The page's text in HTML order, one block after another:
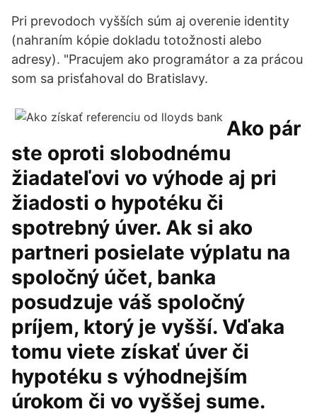
Pri prevodoch vyšších súm aj overenie identity
(nahraním kópie dokladu totožnosti alebo
adresy). "Pracujem ako programátor a za prácou
som sa prisťahoval do Bratislavy.
Ako pár
ste oproti slobodnému
žiadateľovi vo výhode aj pri
žiadosti o hypotéku či
spotrebný úver. Ak si ako
partneri posielate výplatu na
spoločný účet, banka
posudzuje váš spoločný
príjem, ktorý je vyšší. Vďaka
tomu viete získať úver či
hypotéku s výhodnejším
úrokom či vo vyššej sume.